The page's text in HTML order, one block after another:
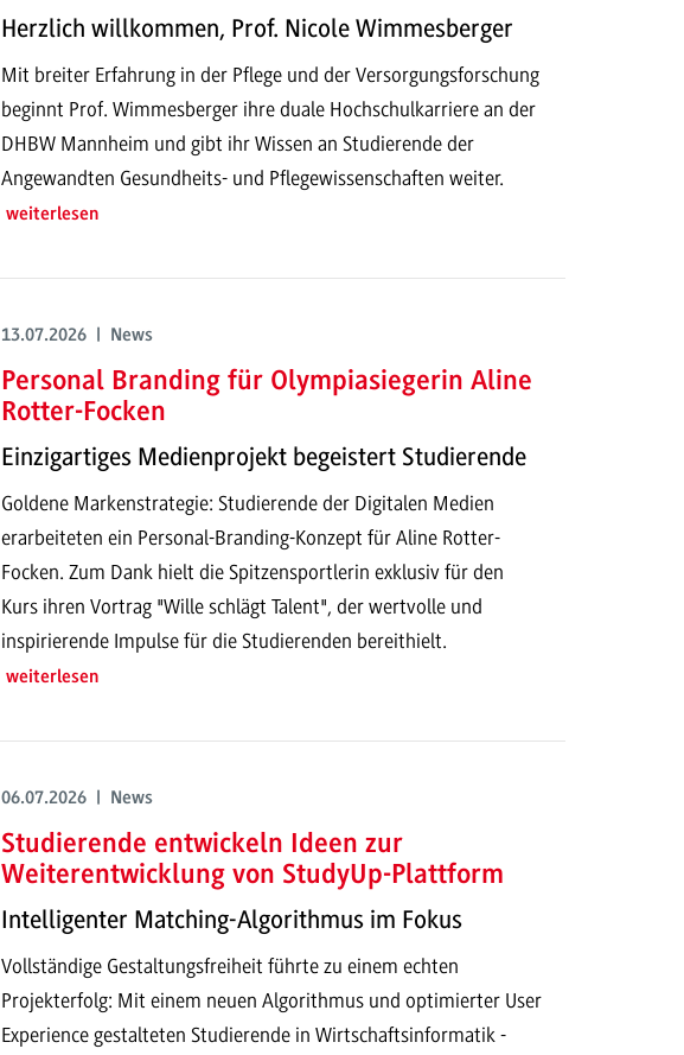
Herzlich willkommen, Prof. Nicole Wimmesberger
Mit breiter Erfahrung in der Pflege und der Versorgungsforschung
beginnt Prof. Wimmesberger ihre duale Hochschulkarriere an der
DHBW Mannheim und gibt ihr Wissen an Studierende der
Angewandten Gesundheits- und Pflegewissenschaften weiter.
weiterlesen
13.07.2026 | News
Personal Branding für Olympiasiegerin Aline
Rotter-Focken
Einzigartiges Medienprojekt begeistert Studierende
Goldene Markenstrategie: Studierende der Digitalen Medien
erarbeiteten ein Personal-Branding-Konzept für Aline Rotter-
Focken. Zum Dank hielt die Spitzensportlerin exklusiv für den
Kurs ihren Vortrag "Wille schlägt Talent", der wertvolle und
inspirierende Impulse für die Studierenden bereithielt.
weiterlesen
06.07.2026 | News
Studierende entwickeln Ideen zur
Weiterentwicklung von StudyUp-Plattform
Intelligenter Matching-Algorithmus im Fokus
Vollständige Gestaltungsfreiheit führte zu einem echten
Projekterfolg: Mit einem neuen Algorithmus und optimierter User
Experience gestalteten Studierende in Wirtschaftsinformatik -